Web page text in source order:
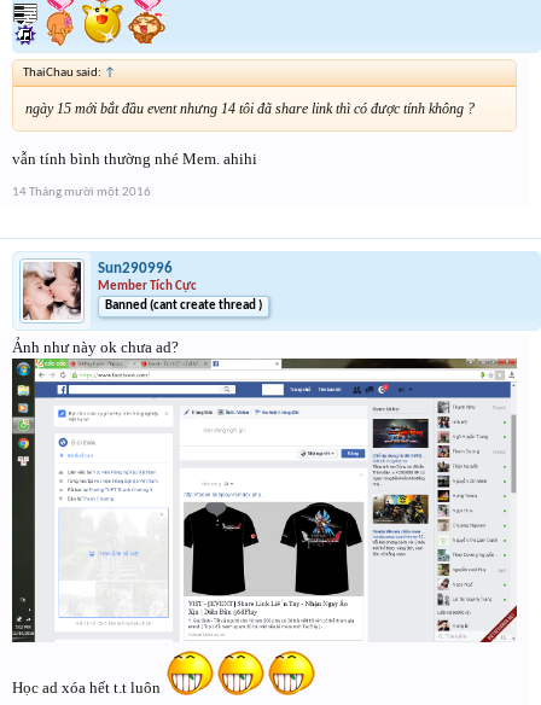
ThaiChau said: ↑
ngày 15 mới bắt đầu event nhưng 14 tôi đã share link thì có được tính không ?
vẫn tính bình thường nhé Mem. ahihi
14 Tháng mười một 2016
Sun290996
Member Tích Cực
Banned (cant create thread )
Ảnh như này ok chưa ad?
Học ad xóa hết t.t luôn